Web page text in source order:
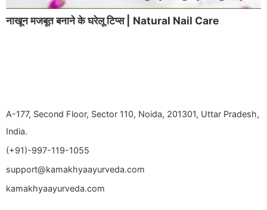
नाखून मजबूत बनाने के घरेलू टिप्स | Natural Nail Care
A-177, Second Floor, Sector 110, Noida, 201301, Uttar Pradesh,
India.
(+91)-997-119-1055
support@kamakhyaayurveda.com
kamakhyaayurveda.com